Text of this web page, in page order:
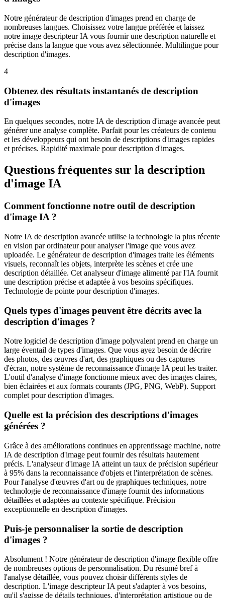
Notre générateur de description d'images prend en charge de
nombreuses langues. Choisissez votre langue préférée et laissez
notre image descripteur IA vous fournir une description naturelle et
précise dans la langue que vous avez sélectionnée. Multilingue pour
description d'images.
4
Obtenez des résultats instantanés de description
d'images
En quelques secondes, notre IA de description d'image avancée peut
générer une analyse complète. Parfait pour les créateurs de contenu
et les développeurs qui ont besoin de descriptions d'images rapides
et précises. Rapidité maximale pour description d'images.
Questions fréquentes sur la description
d'image IA
Comment fonctionne notre outil de description
d'image IA ?
Notre IA de description avancée utilise la technologie la plus récente
en vision par ordinateur pour analyser l'image que vous avez
uploadée. Le générateur de description d'images traite les éléments
visuels, reconnaît les objets, interprète les scènes et crée une
description détaillée. Cet analyseur d'image alimenté par l'IA fournit
une description précise et adaptée à vos besoins spécifiques.
Technologie de pointe pour description d'images.
Quels types d'images peuvent être décrits avec la
description d'images ?
Notre logiciel de description d'image polyvalent prend en charge un
large éventail de types d'images. Que vous ayez besoin de décrire
des photos, des œuvres d'art, des graphiques ou des captures
d'écran, notre système de reconnaissance d'image IA peut les traiter.
L'outil d'analyse d'image fonctionne mieux avec des images claires,
bien éclairées et aux formats courants (JPG, PNG, WebP). Support
complet pour description d'images.
Quelle est la précision des descriptions d'images
générées ?
Grâce à des améliorations continues en apprentissage machine, notre
IA de description d'image peut fournir des résultats hautement
précis. L'analyseur d'image IA atteint un taux de précision supérieur
à 95% dans la reconnaissance d'objets et l'interprétation de scènes.
Pour l'analyse d'œuvres d'art ou de graphiques techniques, notre
technologie de reconnaissance d'image fournit des informations
détaillées et adaptées au contexte spécifique. Précision
exceptionnelle en description d'images.
Puis-je personnaliser la sortie de description
d'images ?
Absolument ! Notre générateur de description d'image flexible offre
de nombreuses options de personnalisation. Du résumé bref à
l'analyse détaillée, vous pouvez choisir différents styles de
description. L'image descripteur IA peut s'adapter à vos besoins,
qu'il s'agisse de détails techniques, d'interprétation artistique ou de